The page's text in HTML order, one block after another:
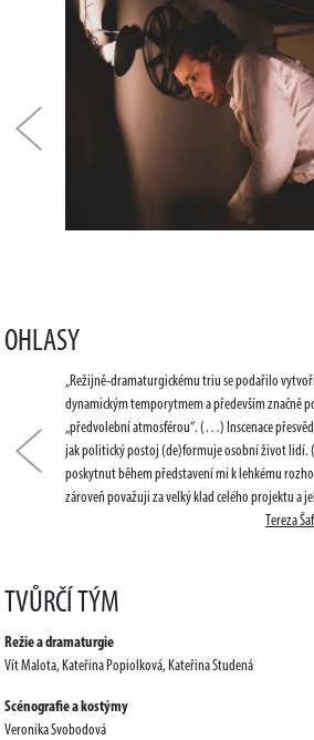
Předchozí
OHLASY
„Režijně-dramaturgickému triu se podařilo
dynamickým temporytmem a především značně
„předvolební atmosférou“. (…) Inscenace
jak politický postoj (de)formuje osobní život
poskytnut během představení mi k lehkému
zároveň považuji za velký klad celého projektu a
Tereza
Předchozí
TVŮRČÍ TÝM
Režie a dramaturgie
Vít Malota, Kateřina Popiolková, Kateřina Studená
Scénografie a kostýmy
Veronika Svobodová